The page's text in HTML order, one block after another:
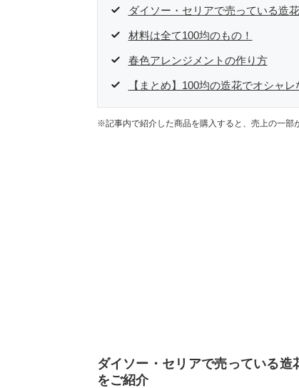
ダイソー・セリアで売っている造
材料は全て100均のもの！
春色アレンジメントの作り方
【まとめ】100均の造花でオシャ
※記事内で紹介した商品を購入すると、売上の一部
ダイソー・セリアで売っている
をご紹介